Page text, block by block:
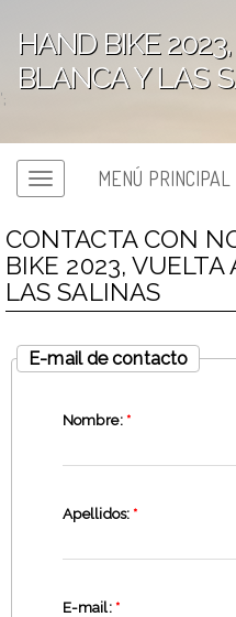
HAND BIKE
BLANCA Y LAS
';
MENÚ PRINCIPAL
CONTACTA CON
BIKE 2023, VUELTA
LAS SALINAS
E-mail de contacto
Nombre: *
Apellidos: *
E-mail: *